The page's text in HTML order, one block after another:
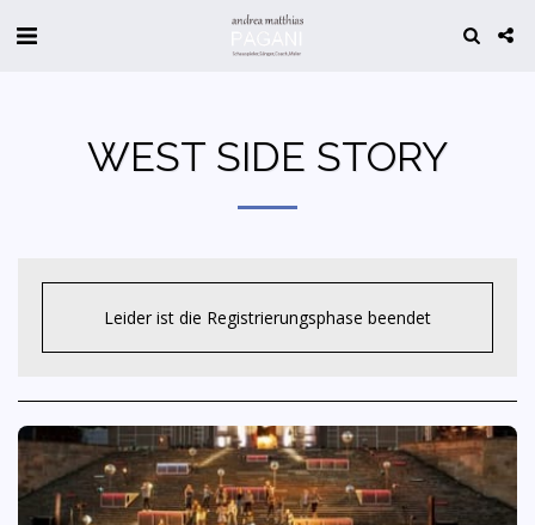
WEST SIDE STORY
Leider ist die Registrierungsphase beendet